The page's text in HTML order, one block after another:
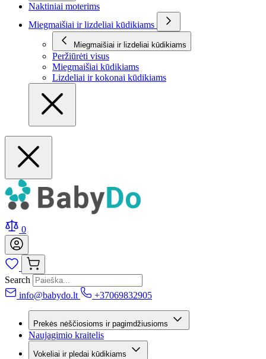
Naktiniai moterims
Miegmaišiai ir lizdeliai kūdikiams
Miegmaišiai ir lizdeliai kūdikiams
Peržiūrėti visus
Miegmaišiai kūdikiams
Lizdeliai ir kokonai kūdikiams
0
Search
info@babydo.lt
+37069832905
Prekės nėščiosioms ir pagimdžiusioms
Naujagimio kraitelis
Vokeliai ir pledai kūdikiams